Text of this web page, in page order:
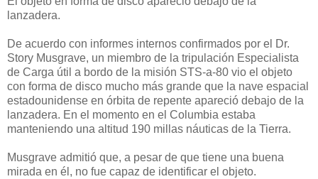
lanzadera.
De acuerdo con informes internos confirmados por el Dr.
Story Musgrave, un miembro de la tripulación Especialista
de Carga útil a bordo de la misión STS-a-80 vio el objeto
con forma de disco mucho más grande que la nave espacial
estadounidense en órbita de repente apareció debajo de la
lanzadera. En el momento en el Columbia estaba
manteniendo una altitud 190 millas náuticas de la Tierra.
Musgrave admitió que, a pesar de que tiene una buena
mirada en él, no fue capaz de identificar el objeto.